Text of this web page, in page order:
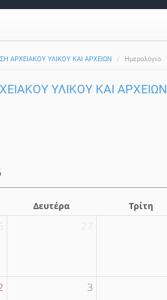
ΑΡΧΕΙΑΚΟΥ ΥΛΙΚΟΥ ΚΑΙ ΑΡΧΕΙΩΝ Ημερολόγιο
ΥΛΙΚΟΥ ΚΑΙ ΑΡΧΕΙΩΝ
Δευτέρα Τρίτη
3